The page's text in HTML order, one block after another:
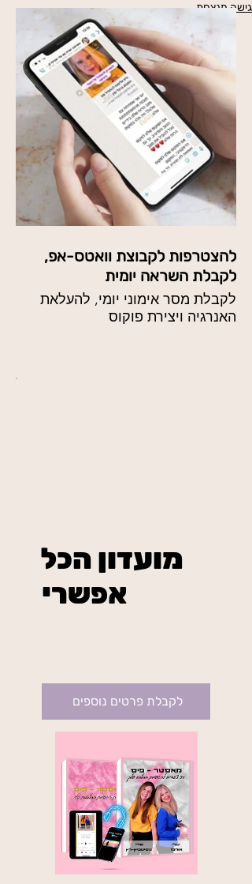
גישה מנצחת
להצטרפות לקבוצת וואטס-אפ,
לקבלת השראה יומית
לקבלת מסר אימוני יומי, להעלאת
האנרגיה ויצירת פוקוס
לגלריה
מועדון הכל
אפשרי
לקבלת פרטים נוספים